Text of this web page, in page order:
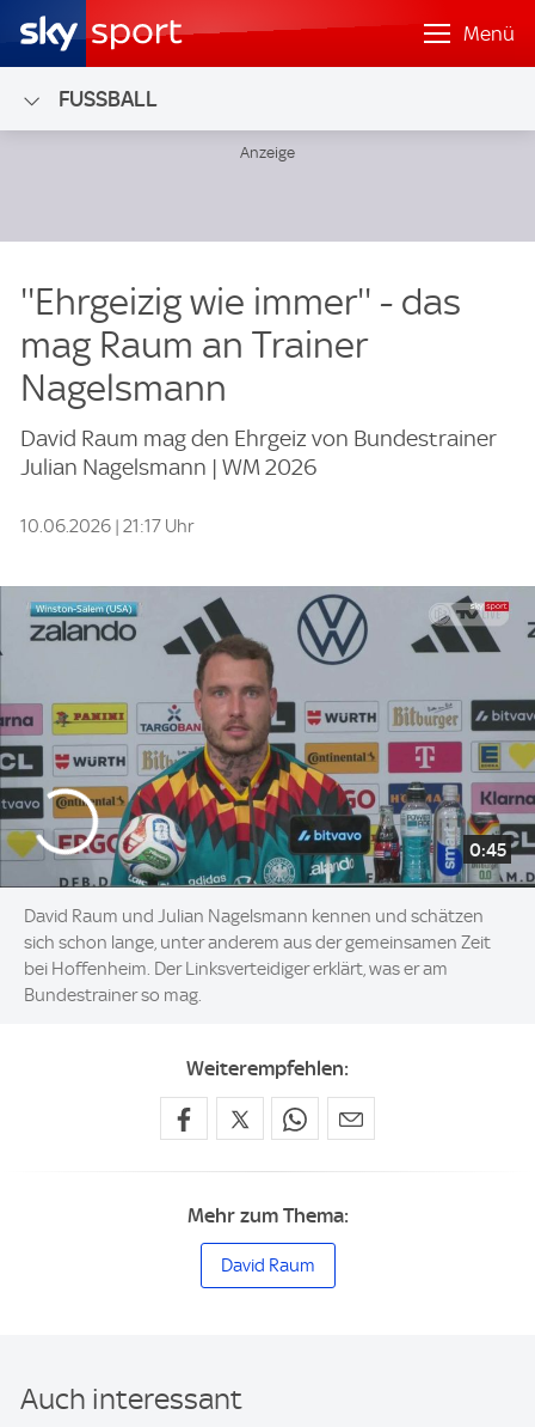
Menü
FUSSBALL
''Ehrgeizig wie immer'' - das
mag Raum an Trainer
Nagelsmann
David Raum mag den Ehrgeiz von Bundestrainer
Julian Nagelsmann | WM 2026
10.06.2026 | 21:17 Uhr
0:45
David Raum und Julian Nagelsmann kennen und schätzen
sich schon lange, unter anderem aus der gemeinsamen Zeit
bei Hoffenheim. Der Linksverteidiger erklärt, was er am
Bundestrainer so mag.
Weiterempfehlen:
Mehr zum Thema:
David Raum
Auch interessant